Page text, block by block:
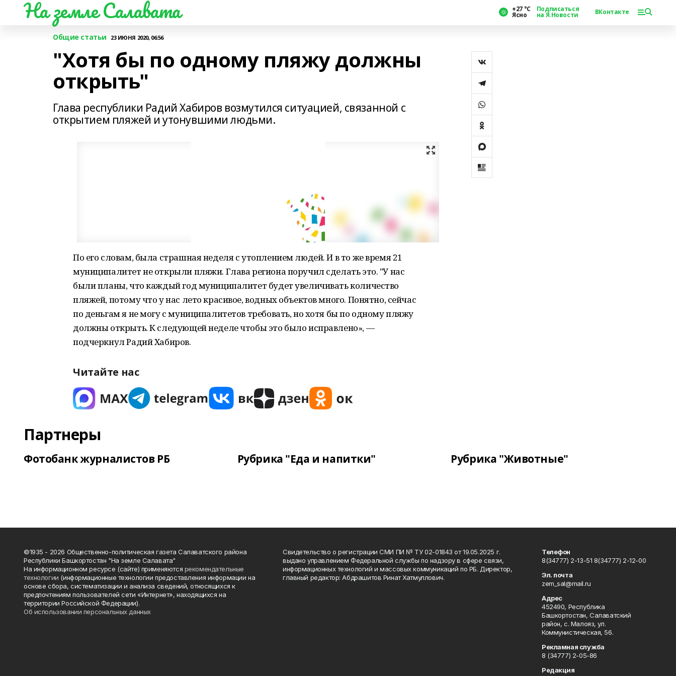
На земле Салавата +27 °С
Ясно
Подписаться
на Я.Новости ВКонтакте
Общие статьи 23 ИЮНЯ 2020, 06:56
"Хотя бы по одному пляжу должны
открыть"
Глава республики Радий Хабиров возмутился ситуацией, связанной с
открытием пляжей и утонувшими людьми.
По его словам, была страшная неделя с утоплением людей. И в то же время 21
муниципалитет не открыли пляжи. Глава региона поручил сделать это. "У нас
были планы, что каждый год муниципалитет будет увеличивать количество
пляжей, потому что у нас лето красивое, водных объектов много. Понятно, сейчас
по деньгам я не могу с муниципалитетов требовать, но хотя бы по одному пляжу
должны открыть. К следующей неделе чтобы это было исправлено», —
подчеркнул Радий Хабиров.
Читайте нас
Партнеры
Фотобанк журналистов РБ Рубрика "Еда и напитки" Рубрика "Животные"
©1935 - 2026 Общественно-политическая газета Салаватского района
Республики Башкортостан "На земле Салавата"
На информационном ресурсе (сайте) применяются рекомендательные
технологии (информационные технологии предоставления информации на
основе сбора, систематизации и анализа сведений, относящихся к
предпочтениям пользователей сети «Интернет», находящихся на
территории Российской Федерации).
Об использовании персональных данных
Свидетельство о регистрации СМИ ПИ № ТУ 02-01843 от 19.05.2025 г.
выдано управлением Федеральной службы по надзору в сфере связи,
информационных технологий и массовых коммуникаций по РБ. Директор,
главный редактор: Абдрашитов Ринат Хатмуллович.
Телефон
8(34777) 2-13-51 8(34777) 2-12-00
Эл. почта
zem_sal@mail.ru
Адрес
452490, Республика
Башкортостан, Салаватский
район, с. Малояз, ул.
Коммунистическая, 56.
Рекламная служба
8 (34777) 2-05-86
Редакция